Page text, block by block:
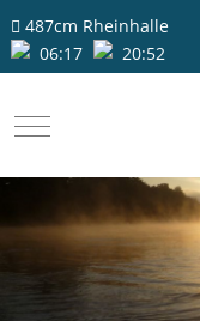
487cm Rheinhalle
06:17
20:52
Mobile Menu Toggle